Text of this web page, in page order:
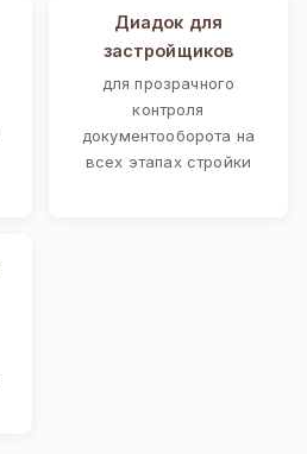
Диадок для
застройщиков
для прозрачного
контроля
документооборота на
всех этапах стройки